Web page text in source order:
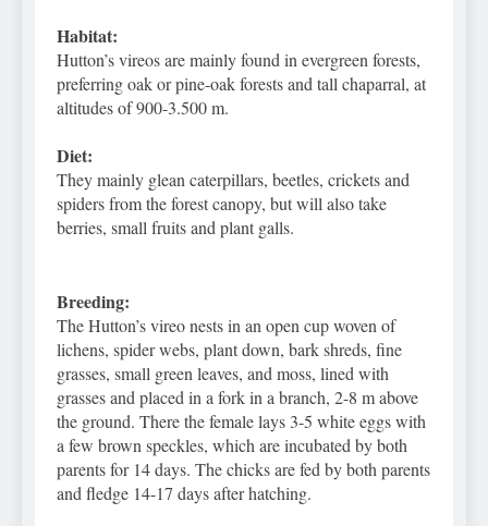
Habitat:
Hutton’s vireos are mainly found in evergreen forests,
preferring oak or pine-oak forests and tall chaparral, at
altitudes of 900-3.500 m.
Diet:
They mainly glean caterpillars, beetles, crickets and
spiders from the forest canopy, but will also take
berries, small fruits and plant galls.
Breeding:
The Hutton’s vireo nests in an open cup woven of
lichens, spider webs, plant down, bark shreds, fine
grasses, small green leaves, and moss, lined with
grasses and placed in a fork in a branch, 2-8 m above
the ground. There the female lays 3-5 white eggs with
a few brown speckles, which are incubated by both
parents for 14 days. The chicks are fed by both parents
and fledge 14-17 days after hatching.